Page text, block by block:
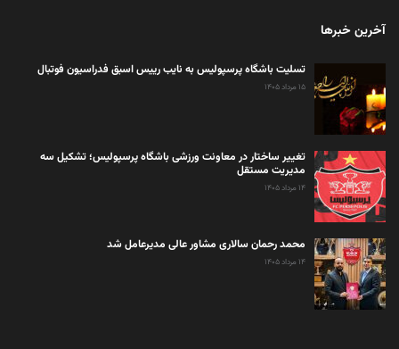
آخرین خبرها
تسلیت باشگاه پرسپولیس به نایب رییس اسبق فدراسیون فوتبال
۱۵ مرداد ۱۴۰۵
تغییر ساختار در معاونت ورزشی باشگاه پرسپولیس؛ تشکیل سه
مدیریت مستقل
۱۴ مرداد ۱۴۰۵
محمد رحمان سالاری مشاور عالی مدیرعامل شد
۱۴ مرداد ۱۴۰۵